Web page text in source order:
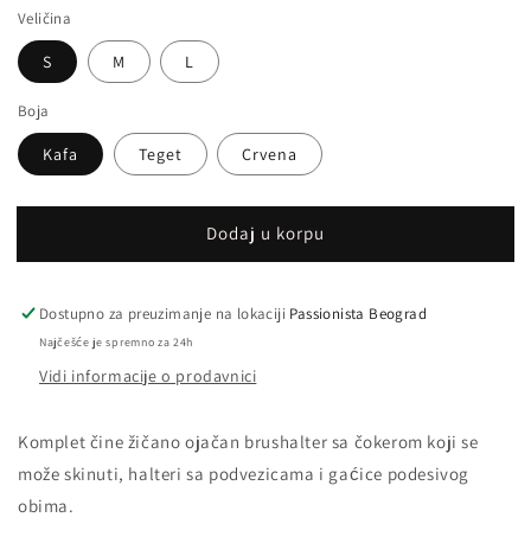
Veličina
S M L
Boja
Kafa Teget Crvena
Dodaj u korpu
Dostupno za preuzimanje na lokaciji Passionista Beograd
Najčešće je spremno za 24h
Vidi informacije o prodavnici
Komplet čine žičano ojačan brushalter sa čokerom koji se
može skinuti, halteri sa podvezicama i gaćice podesivog
obima.